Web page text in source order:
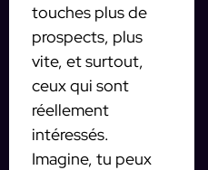
touches plus de
prospects, plus
vite, et surtout,
ceux qui sont
réellement
intéressés.
Imagine, tu peux